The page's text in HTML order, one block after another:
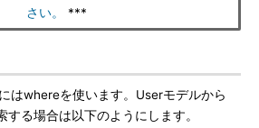
さい。
***
はwhereを使います。Userモデルから
る場合は以下のようにします。